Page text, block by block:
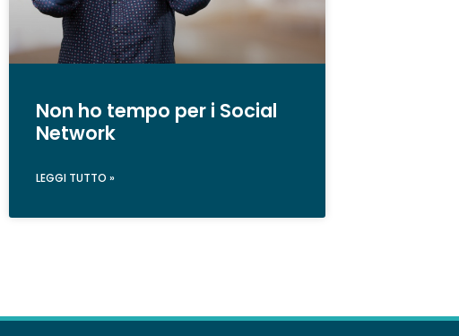
Non ho tempo per i Social
Network
LEGGI TUTTO »